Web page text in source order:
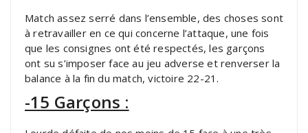
Match assez serré dans l’ensemble, des choses sont
à retravailler en ce qui concerne l’attaque, une fois
que les consignes ont été respectés, les garçons
ont su s’imposer face au jeu adverse et renverser la
balance à la fin du match, victoire 22-21.
-15 Garçons :